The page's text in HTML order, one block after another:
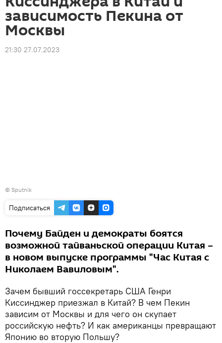
зависимость Пекина от
Москвы
21:30 27.07.2023
© Sputnik
Подписаться
Почему Байден и демократы боятся
возможной тайваньской операции Китая –
в новом выпуске программы "Час Китая с
Николаем Вавиловым".
Зачем бывший госсекретарь США Генри
Киссинджер приезжал в Китай? В чем Пекин
зависим от Москвы и для чего он скупает
российскую нефть? И как американцы превращают
Японию во вторую Польшу?